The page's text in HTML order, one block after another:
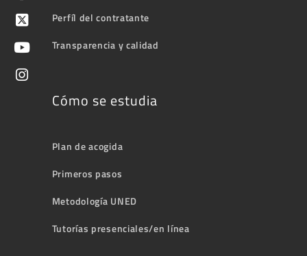
Perfíl del contratante
Transparencia y calidad
Cómo se estudia
Plan de acogida
Primeros pasos
Metodología UNED
Tutorías presenciales/en línea